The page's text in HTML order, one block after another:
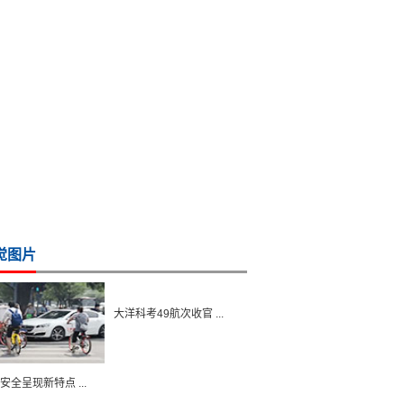
图片
全呈现新特点 ...
大洋科考49航次收官 ...